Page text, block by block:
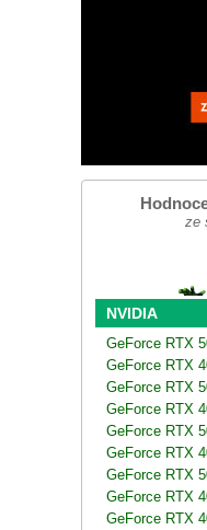
ze
NVIDIA
GeForce RTX
GeForce RTX
GeForce RTX
GeForce RTX
GeForce RTX
GeForce RTX
GeForce RTX
GeForce RTX
GeForce RTX